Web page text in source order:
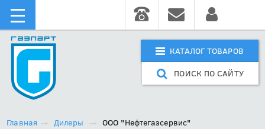
КАТАЛОГ ТОВАРОВ
ПОИСК ПО САЙТУ
Главная Дилеры ООО "Нефтегазсервис"